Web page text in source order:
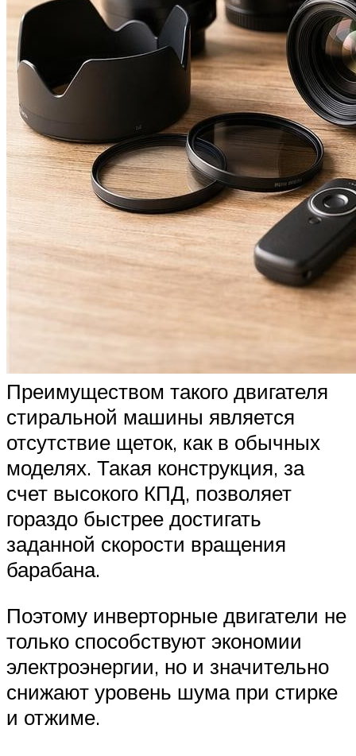
Преимуществом такого двигателя
стиральной машины является
отсутствие щеток, как в обычных
моделях. Такая конструкция, за
счет высокого КПД, позволяет
гораздо быстрее достигать
заданной скорости вращения
барабана.
Поэтому инверторные двигатели не
только способствуют экономии
электроэнергии, но и значительно
снижают уровень шума при стирке
и отжиме.